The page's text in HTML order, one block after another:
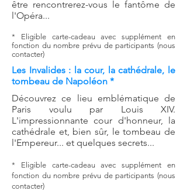
être rencontrerez-vous le fantôme de
l'Opéra...
* Eligibl e carte-cadeau avec supplément en
fonction du nombre prévu de participants (nous
contacter)
Les Invalides : la cour, la cathédrale, le
tombeau de Napoléon *
Découvrez ce lieu emblématique de
Paris voulu par Louis XIV.
L'impressionnante cour d'honneur, la
cathédrale et, bien sûr, le tombeau de
l'Empereur... et quelques secrets...
* Eligibl e carte-cadeau avec supplément en
fonction du nombre prévu de participants (nous
contacter)